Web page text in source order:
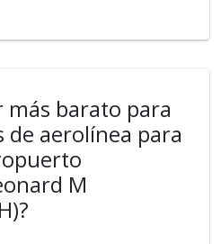
más barato para
aerolínea para
M